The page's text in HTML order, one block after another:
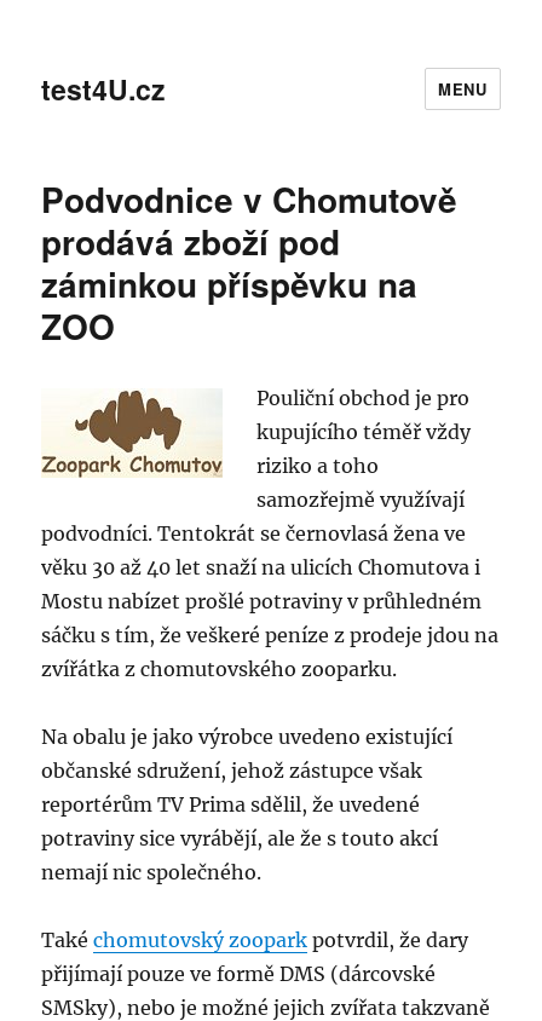
test4U.cz MENU
Podvodnice v Chomutově
prodává zboží pod
záminkou příspěvku na
ZOO
Pouliční obchod je pro
kupujícího téměř vždy
riziko a toho
samozřejmě využívají
podvodníci. Tentokrát se černovlasá žena ve
věku 30 až 40 let snaží na ulicích Chomutova i
Mostu nabízet prošlé potraviny v průhledném
sáčku s tím, že veškeré peníze z prodeje jdou na
zvířátka z chomutovského zooparku.
Na obalu je jako výrobce uvedeno existující
občanské sdružení, jehož zástupce však
reportérům TV Prima sdělil, že uvedené
potraviny sice vyrábějí, ale že s touto akcí
nemají nic společného.
Takéchomutovský zoopark potvrdil, že dary
přijímají pouze ve formě DMS (dárcovské
SMSky), nebo je možné jejich zvířata takzvaně